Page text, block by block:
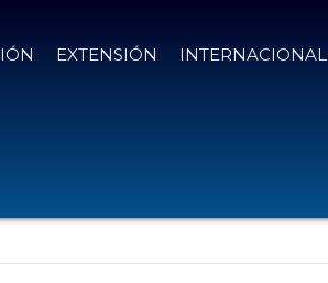
EXTENSIÓN INTERNACIONAL